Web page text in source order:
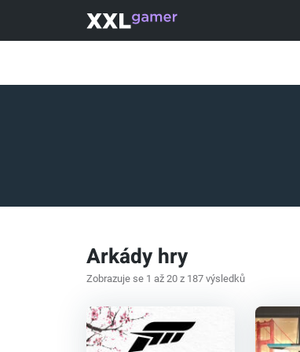
Arkády hry
Zobrazuje se 1 až 20 z 187 výsledků